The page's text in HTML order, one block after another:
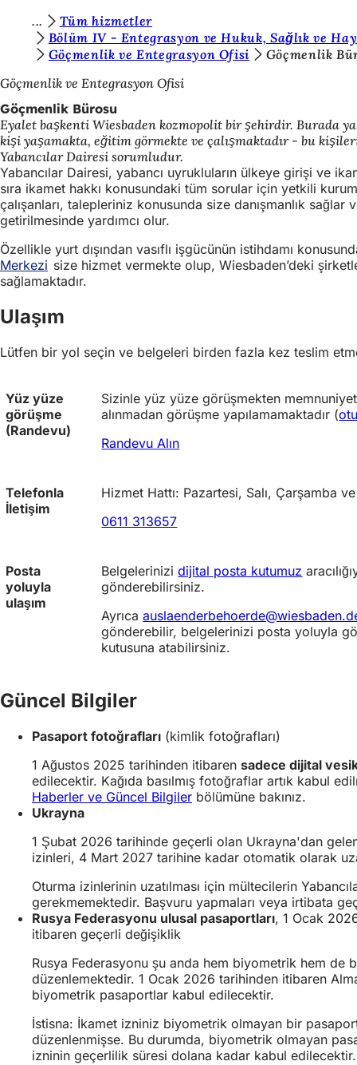
İçeriğe atla
r
a
d
a
s
ı
n
ı
z
Tüm hizmetler
Bölüm IV - Entegrasyon ve Hukuk, Sağlık ve
Göçmenlik ve Entegrasyon Ofisi
Göçmenlik
Göçmenlik ve Entegrasyon Ofisi
Göçmenlik Bürosu
Eyalet başkenti Wiesbaden kozmopolit bir şehirdir. Burada
kişi yaşamakta, eğitim görmekte ve çalışmaktadır - bu
Yabancılar Dairesi sorumludur.
Yabancılar Dairesi, yabancı uyrukluların ülkeye girişi ve
sıra ikamet hakkı konusundaki tüm sorular için yetkili
çalışanları, talepleriniz konusunda size danışmanlık
getirilmesinde yardımcı olur.
Özellikle yurt dışından vasıflı işgücünün istihdamı
Merkezi (Yeni
bir
açılır)
size hizmet vermekte olup, Wiesbaden’deki
sağlamaktadır.
Ulaşım
Lütfen bir yol seçin ve belgeleri birden fazla kez teslim
Yüz yüze
görüşme
(Randevu)
Sizinle yüz yüze görüşmekten
alınmadan görüşme yapılamamaktadır (
Randevu Alın
Telefonla
İletişim
Hizmet Hattı: Pazartesi, Salı, Çarşamba
0611 313657
Posta
yoluyla
ulaşım
Belgelerinizidijital posta kutumuz
gönderebilirsiniz.
Ayrıca
gönderebilir, belgelerinizi posta yoluyla
kutusuna atabilirsiniz.
Güncel Bilgiler
Pasaport fotoğrafları (kimlik fotoğrafları)
1 Ağustos 2025 tarihinden itibaren sadece dijital
edilecektir. Kağıda basılmış fotoğraflar artık kabul
Haberler ve Güncel Bilgiler bölümüne bakınız.
Ukrayna
1 Şubat 2026 tarihinde geçerli olan Ukrayna'dan
izinleri, 4 Mart 2027 tarihine kadar otomatik olarak
Oturma izinlerinin uzatılması için mültecilerin
gerekmemektedir. Başvuru yapmaları veya irtibata
Rusya Federasyonu ulusal pasaportları, 1 Ocak
itibaren geçerli değişiklik
Rusya Federasyonu şu anda hem biyometrik hem de
düzenlemektedir. 1 Ocak 2026 tarihinden itibaren
biyometrik pasaportlar kabul edilecektir.
İstisna: İkamet izniniz biyometrik olmayan bir
düzenlenmişse. Bu durumda, biyometrik olmayan
izninin geçerlilik süresi dolana kadar kabul edilecektir.